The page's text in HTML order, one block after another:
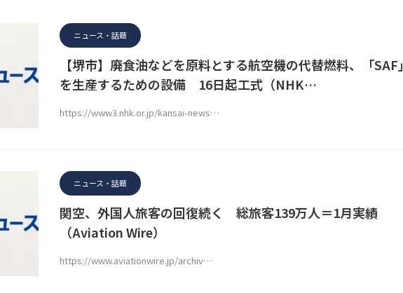
ニュース・話題
【堺市】廃食油などを原料とする航空機の代替燃料、「SAF」
を生産するための設備 16日起工式（NHK…
https://www3.nhk.or.jp/kansai-news…
ニュース・話題
関空、外国人旅客の回復続く 総旅客139万人＝1月実績
（Aviation Wire）
https://www.aviationwire.jp/archiv…